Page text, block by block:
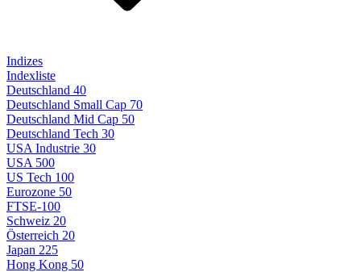
Indizes
Indexliste
Deutschland 40
Deutschland Small Cap 70
Deutschland Mid Cap 50
Deutschland Tech 30
USA Industrie 30
USA 500
US Tech 100
Eurozone 50
FTSE-100
Schweiz 20
Österreich 20
Japan 225
Hong Kong 50